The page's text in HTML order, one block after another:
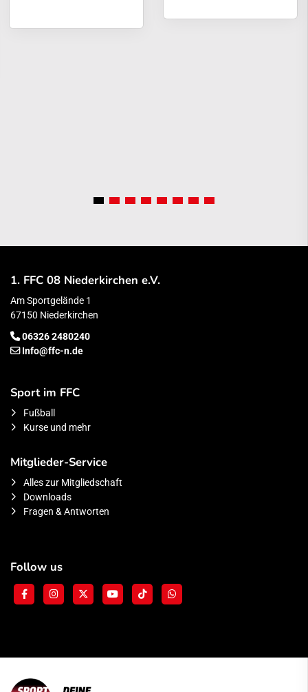
1. FFC 08 Niederkirchen e.V.
Am Sportgelände 1
67150 Niederkirchen
06326 2480240
Info@ffc-n.de
Sport im FFC
Fußball
Kurse und mehr
Mitglieder-Service
Alles zur Mitgliedschaft
Downloads
Fragen & Antworten
Follow us